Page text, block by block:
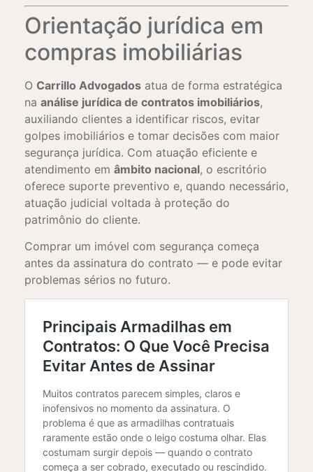
Orientação jurídica em
compras imobiliárias
O Carrillo Advogados atua de forma estratégica
na análise jurídica de contratos imobiliários,
auxiliando clientes a identificar riscos, evitar
golpes imobiliários e tomar decisões com maior
segurança jurídica. Com atuação eficiente e
atendimento em âmbito nacional, o escritório
oferece suporte preventivo e, quando necessário,
atuação judicial voltada à proteção do
patrimônio do cliente.
Comprar um imóvel com segurança começa
antes da assinatura do contrato — e pode evitar
problemas sérios no futuro.